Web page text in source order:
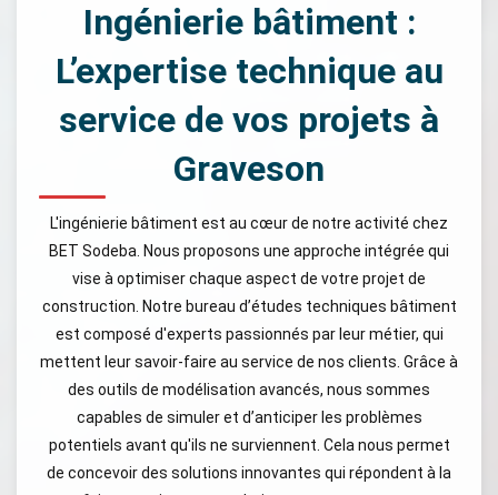
Ingénierie bâtiment :
L’expertise technique au
service de vos projets à
Graveson
L'ingénierie bâtiment est au cœur de notre activité chez
BET Sodeba. Nous proposons une approche intégrée qui
vise à optimiser chaque aspect de votre projet de
construction. Notre bureau d’études techniques bâtiment
est composé d'experts passionnés par leur métier, qui
mettent leur savoir-faire au service de nos clients. Grâce à
des outils de modélisation avancés, nous sommes
capables de simuler et d’anticiper les problèmes
potentiels avant qu'ils ne surviennent. Cela nous permet
de concevoir des solutions innovantes qui répondent à la